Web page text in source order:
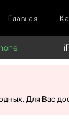
Главная
Для Вас